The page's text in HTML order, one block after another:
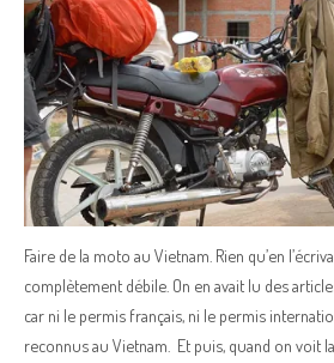
Faire de la moto au Vietnam. Rien qu’en
complètement débile. On en avait lu des
car ni le permis français, ni le permis
reconnus au Vietnam. Et puis, quand on voit